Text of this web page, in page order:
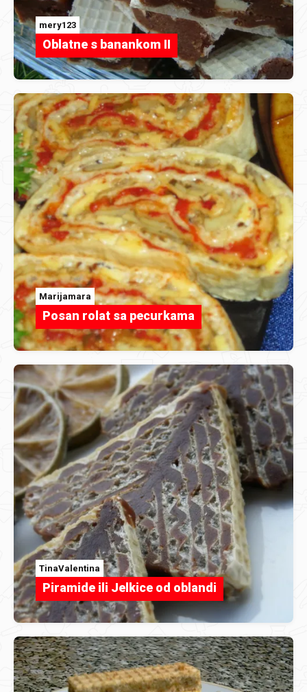
mery123
Oblatne s banankom II
Marijamara
Posan rolat sa pecurkama
TinaValentina
Piramide ili Jelkice od oblandi